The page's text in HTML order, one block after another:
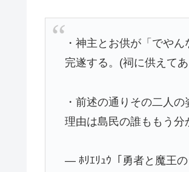
・神主とお供が「でや
完遂する。(祠に供えて
・前述の通りその二人
理由は島民の誰ももう分
— ﾎﾘｴﾘｭｳ「勇者と魔王